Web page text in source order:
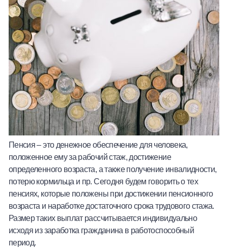
Потребительский кредит
Карта КАКТУС
Продукты для Бизнеса
Пенсия – это денежное обеспечение для человека,
положенное ему за рабочий стаж, достижение
определенного возраста, а также получение инвалидности,
потерю кормильца и пр. Сегодня будем говорить о тех
пенсиях, которые положены при достижении пенсионного
возраста и наработке достаточного срока трудового стажа.
Размер таких выплат рассчитывается индивидуально
исходя из заработка гражданина в работоспособный
период.